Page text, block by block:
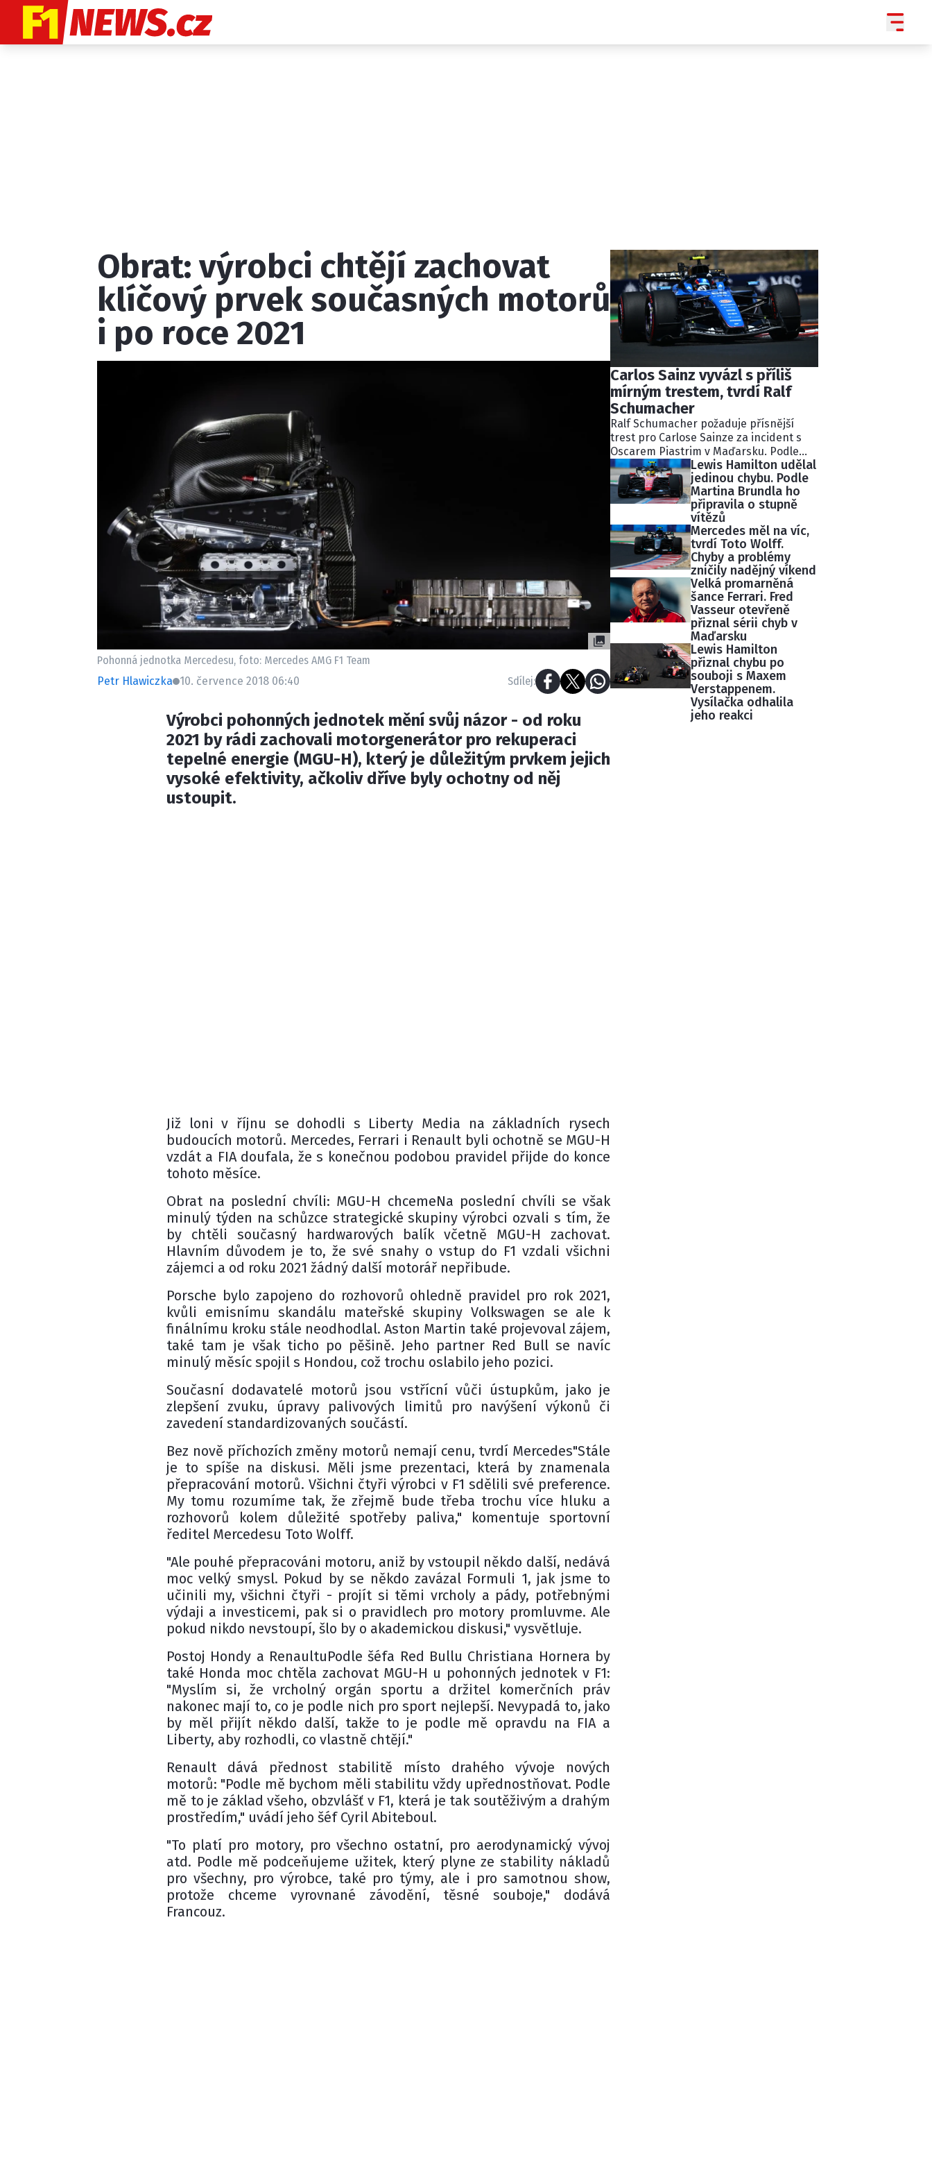
Provozovatelem serveru F1NEWS.cz je INCORP MEDIA GROUP s.r.o., IČ: 118 23 054
SLEDUJTE NÁS NA
Obrat: výrobci chtějí zachovat
klíčový prvek současných motorů
i po roce 2021
Pohonná jednotka Mercedesu, foto: Mercedes AMG F1 Team
Petr Hlawiczka
10. července 2018 06:40 Sdílej:
Výrobci pohonných jednotek mění svůj názor - od roku
2021 by rádi zachovali motorgenerátor pro rekuperaci
tepelné energie (MGU-H), který je důležitým prvkem jejich
vysoké efektivity, ačkoliv dříve byly ochotny od něj
ustoupit.
Již loni v říjnu se dohodli s Liberty Media na základních rysech
budoucích motorů. Mercedes, Ferrari i Renault byli ochotně se MGU-H
vzdát a FIA doufala, že s konečnou podobou pravidel přijde do konce
tohoto měsíce.
Obrat na poslední chvíli: MGU-H chcemeNa poslední chvíli se však
minulý týden na schůzce strategické skupiny výrobci ozvali s tím, že
by chtěli současný hardwarových balík včetně MGU-H zachovat.
Hlavním důvodem je to, že své snahy o vstup do F1 vzdali všichni
zájemci a od roku 2021 žádný další motorář nepřibude.
Porsche bylo zapojeno do rozhovorů ohledně pravidel pro rok 2021,
kvůli emisnímu skandálu mateřské skupiny Volkswagen se ale k
finálnímu kroku stále neodhodlal. Aston Martin také projevoval zájem,
také tam je však ticho po pěšině. Jeho partner Red Bull se navíc
minulý měsíc spojil s Hondou, což trochu oslabilo jeho pozici.
Současní dodavatelé motorů jsou vstřícní vůči ústupkům, jako je
zlepšení zvuku, úpravy palivových limitů pro navýšení výkonů či
zavedení standardizovaných součástí.
Bez nově příchozích změny motorů nemají cenu, tvrdí Mercedes"Stále
je to spíše na diskusi. Měli jsme prezentaci, která by znamenala
přepracování motorů. Všichni čtyři výrobci v F1 sdělili své preference.
My tomu rozumíme tak, že zřejmě bude třeba trochu více hluku a
rozhovorů kolem důležité spotřeby paliva," komentuje sportovní
ředitel Mercedesu Toto Wolff.
"Ale pouhé přepracováni motoru, aniž by vstoupil někdo další, nedává
moc velký smysl. Pokud by se někdo zavázal Formuli 1, jak jsme to
učinili my, všichni čtyři - projít si těmi vrcholy a pády, potřebnými
výdaji a investicemi, pak si o pravidlech pro motory promluvme. Ale
pokud nikdo nevstoupí, šlo by o akademickou diskusi," vysvětluje.
Postoj Hondy a RenaultuPodle šéfa Red Bullu Christiana Hornera by
také Honda moc chtěla zachovat MGU-H u pohonných jednotek v F1:
"Myslím si, že vrcholný orgán sportu a držitel komerčních práv
nakonec mají to, co je podle nich pro sport nejlepší. Nevypadá to, jako
by měl přijít někdo další, takže to je podle mě opravdu na FIA a
Liberty, aby rozhodli, co vlastně chtějí."
Renault dává přednost stabilitě místo drahého vývoje nových
motorů: "Podle mě bychom měli stabilitu vždy upřednostňovat. Podle
mě to je základ všeho, obzvlášť v F1, která je tak soutěživým a drahým
prostředím," uvádí jeho šéf Cyril Abiteboul.
"To platí pro motory, pro všechno ostatní, pro aerodynamický vývoj
atd. Podle mě podceňujeme užitek, který plyne ze stability nákladů
pro všechny, pro výrobce, také pro týmy, ale i pro samotnou show,
protože chceme vyrovnané závodění, těsné souboje," dodává
Francouz.
Carlos Sainz vyvázl s příliš
mírným trestem, tvrdí Ralf
Schumacher
Ralf Schumacher požaduje přísnější
trest pro Carlose Sainze za incident s
Oscarem Piastrim v Maďarsku. Podle
bývalého pilota Williams ignoroval
několik modrých vlajek a následně
kolidoval s lídrem závodu.
Pětisekundovou penalizaci považuje
Schumacher za nedostatečnou.
Lewis Hamilton udělal
jedinou chybu. Podle
Martina Brundla ho
připravila o stupně
vítězů
Mercedes měl na víc,
tvrdí Toto Wolff.
Chyby a problémy
zničily nadějný víkend
Velká promarněná
šance Ferrari. Fred
Vasseur otevřeně
přiznal sérii chyb v
Maďarsku
Lewis Hamilton
přiznal chybu po
souboji s Maxem
Verstappenem.
Vysílačka odhalila
jeho reakci